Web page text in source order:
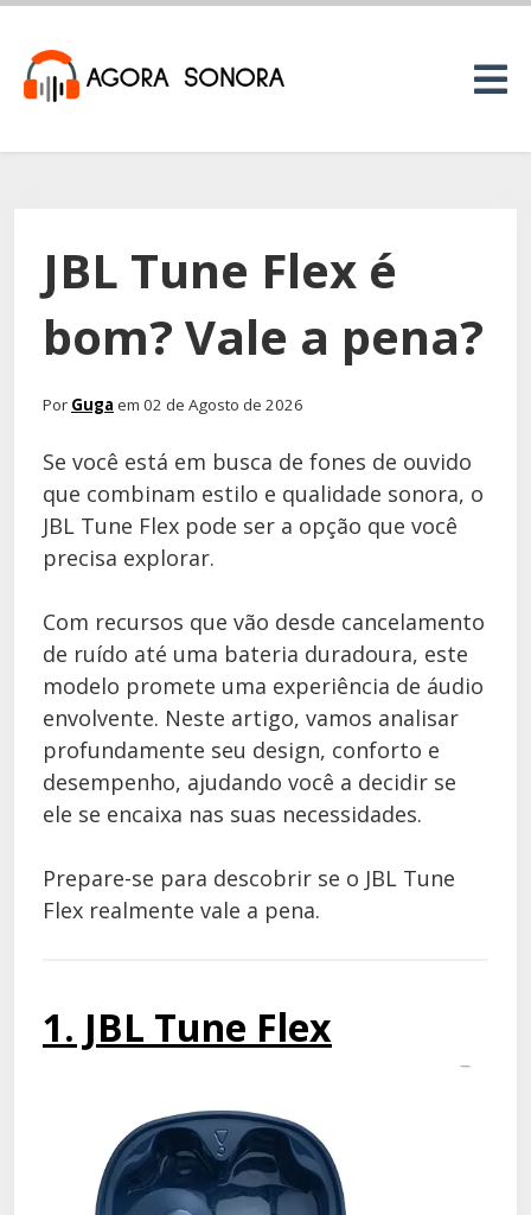
JBL Tune Flex é
bom? Vale a pena?
Por Guga em 02 de Agosto de 2026
Se você está em busca de fones de ouvido
que combinam estilo e qualidade sonora, o
JBL Tune Flex pode ser a opção que você
precisa explorar.
Com recursos que vão desde cancelamento
de ruído até uma bateria duradoura, este
modelo promete uma experiência de áudio
envolvente. Neste artigo, vamos analisar
profundamente seu design, conforto e
desempenho, ajudando você a decidir se
ele se encaixa nas suas necessidades.
Prepare-se para descobrir se o JBL Tune
Flex realmente vale a pena.
1. JBL Tune Flex